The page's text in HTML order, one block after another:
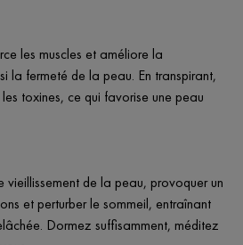
les muscles et améliore la
la fermeté de la peau. En transpirant,
toxines, ce qui favorise une peau
vieillissement de la peau, provoquer un
et perturber le sommeil, entraînant
Dormez suffisamment, méditez